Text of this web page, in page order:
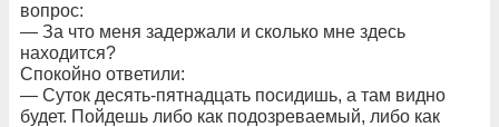
вопрос:
— За что меня задержали и сколько мне здесь
находится?
Спокойно ответили:
— Суток десять-пятнадцать посидишь, а там видно
будет. Пойдешь либо как подозреваемый, либо как